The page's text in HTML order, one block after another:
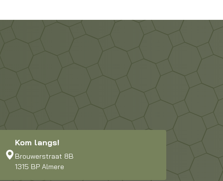
Kom langs!
Brouwerstraat 8B
1315 BP Almere